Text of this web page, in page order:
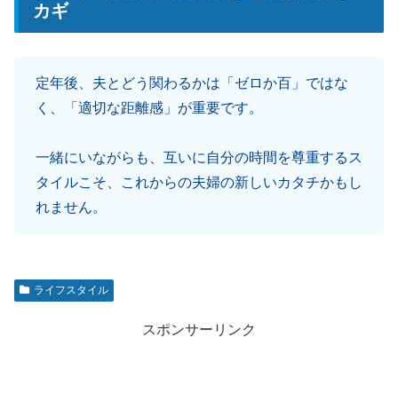
カギ
定年後、夫とどう関わるかは「ゼロか百」ではな
く、「適切な距離感」が重要です。
一緒にいながらも、互いに自分の時間を尊重するス
タイルこそ、これからの夫婦の新しいカタチかもし
れません。
ライフスタイル
スポンサーリンク